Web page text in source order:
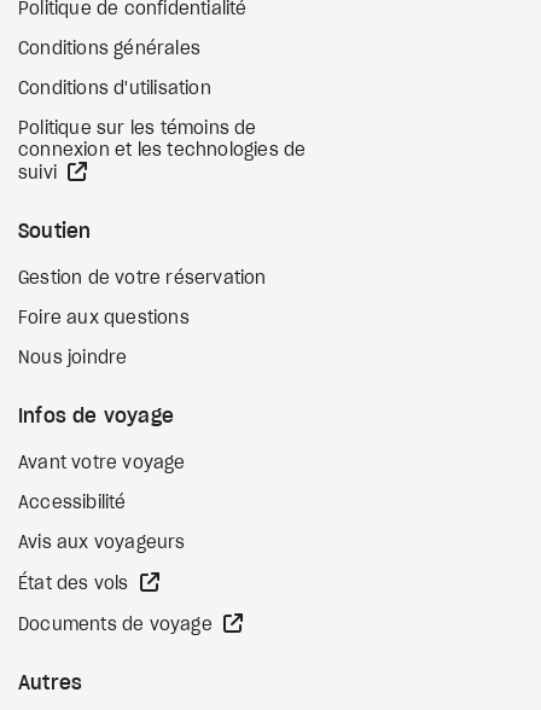
Politique de confidentialité
Conditions générales
Conditions d'utilisation
Politique sur les témoins de
connexion et les technologies de
suivi
Soutien
Gestion de votre réservation
Foire aux questions
Nous joindre
Infos de voyage
Avant votre voyage
Accessibilité
Avis aux voyageurs
État des vols
Documents de voyage
Autres